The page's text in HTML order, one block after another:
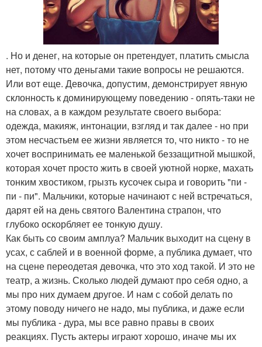
. Но и денег, на которые он претендует, платить смысла
нет, потому что деньгами такие вопросы не решаются.
Или вот еще. Девочка, допустим, демонстрирует явную
склонность к доминирующему поведению - опять-таки не
на словах, а в каждом результате своего выбора:
одежда, макияж, интонации, взгляд и так далее - но при
этом несчастьем ее жизни является то, что никто - то не
хочет воспринимать ее маленькой беззащитной мышкой,
которая хочет просто жить в своей уютной норке, махать
тонким хвостиком, грызть кусочек сыра и говорить "пи -
пи - пи". Мальчики, которые начинают с ней встречаться,
дарят ей на день святого Валентина страпон, что
глубоко оскорбляет ее тонкую душу.
Как быть со своим амплуа? Мальчик выходит на сцену в
усах, с саблей и в военной форме, а публика думает, что
на сцене переодетая девочка, что это ход такой. И это не
театр, а жизнь. Сколько людей думают про себя одно, а
мы про них думаем другое. И нам с собой делать по
этому поводу ничего не надо, мы публика, и даже если
мы публика - дура, мы все равно правы в своих
реакциях. Пусть актеры играют хорошо, иначе мы их